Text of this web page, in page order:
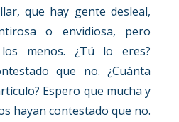
que hay gente desleal,
o envidiosa, pero
menos. ¿Tú lo eres?
que no. ¿Cuánta
Espero que mucha y
hayan contestado que no.